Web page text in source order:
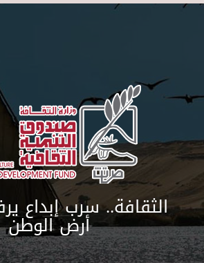
الثقافة.. سرب إبداع
أرض الوطن